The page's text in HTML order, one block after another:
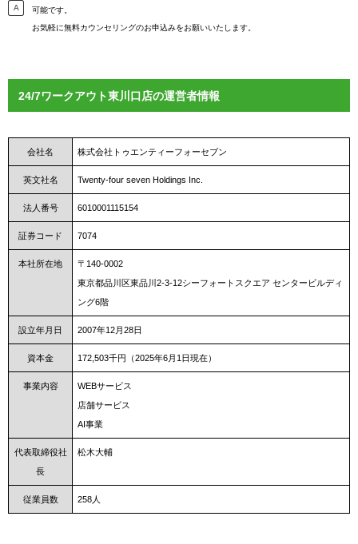
可能です。
お気軽に無料カウンセリングのお申込みをお願いいたします。
24/7ワークアウト東川口店の運営者情報
会社名 株式会社トゥエンティーフォーセブン
英文社名 Twenty-four seven Holdings Inc.
法人番号 6010001115154
証券コード 7074
本社所在地
〒140-0002
東京都品川区東品川2-3-12シーフォートスクエア センタービルディ
ング6階
設立年月日 2007年12月28日
資本金 172,503千円（2025年6月1日現在）
事業内容
WEBサービス
店舗サービス
AI事業
代表取締役社
長
松木大輔
従業員数 258人